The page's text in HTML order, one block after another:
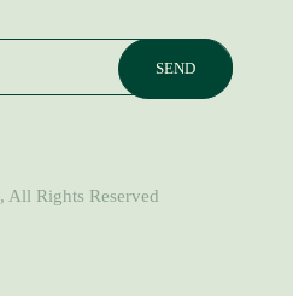
, All Rights Reserved